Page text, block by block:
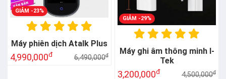
GIẢM -23%
Máy phiên dịch Atalk Plus
4,990,000đ 6,490,000đ